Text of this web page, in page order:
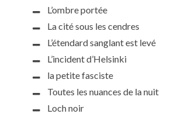
L’ombre portée
La cité sous les cendres
L’étendard sanglant est levé
L’incident d’Helsinki
la petite fasciste
Toutes les nuances de la nuit
Loch noir